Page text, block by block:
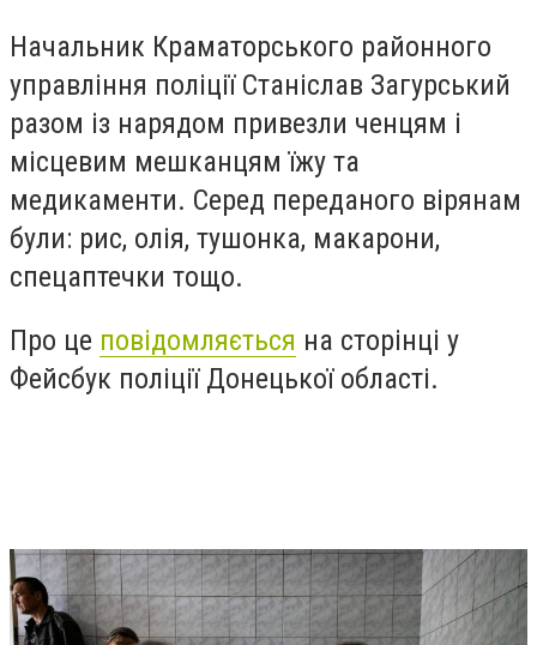
Начальник Краматорського районного
управління поліції Станіслав Загурський
разом із нарядом привезли ченцям і
місцевим мешканцям їжу та
медикаменти. Серед переданого вірянам
були: рис, олія, тушонка, макарони,
спецаптечки тощо.
Про це повідомляється на сторінці у
Фейсбук поліції Донецької області.